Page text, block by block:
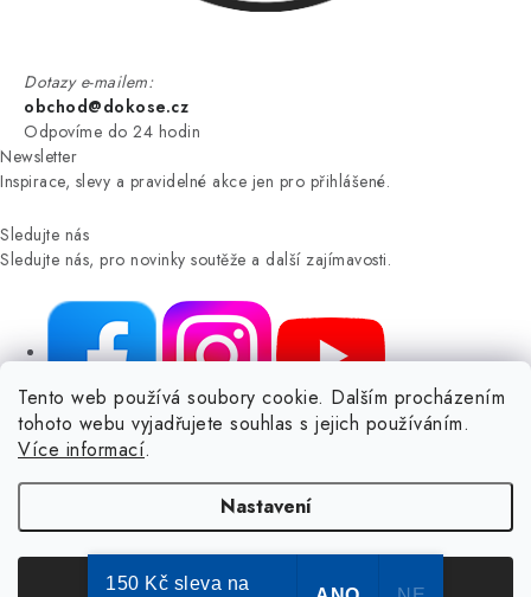
Tento web používá soubory cookie. Dalším procházením
tohoto webu vyjadřujete souhlas s jejich používáním.
Více informací.
Nastavení
Souhlasím
Dotazy e-mailem:
obchod@dokose.cz
Odpovíme do 24 hodin
Newsletter
Inspirace, slevy a pravidelné akce jen pro přihlášené.
Sledujte nás
Sledujte nás, pro novinky soutěže a další zajímavosti.
NIKARO, s.r.o.- Dokoše.cz, Veselka 48, 259 01 Olbramovice -
Votice, ČESKÁ REPUBLIKA
Podle zákona o evidenci tržeb je prodávající povinen vystavit
Zároveň je povinen zaevidovat přijatou tržbu u správce daně online; v
případě technického výpadku pak nejpozději do 48 hodin.
150 Kč sleva na